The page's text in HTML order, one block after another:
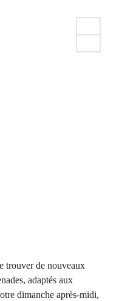
trouver de nouveaux
adaptés aux
dimanche après-midi,